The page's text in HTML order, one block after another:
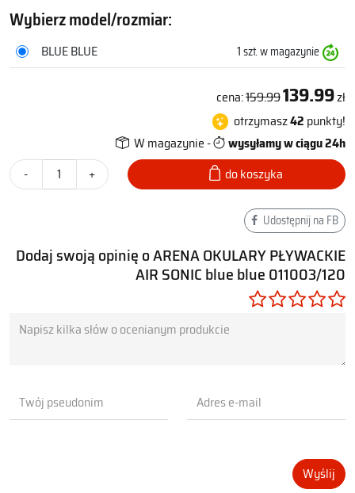
Wybierz model/rozmiar:
BLUE BLUE 1szt. w magazynie
cena:159.99139.99zł
otrzymasz42 punkty!
W magazynie -
wysyłamy w ciągu 24h
-
+ do koszyka
Udostępnij na FB
Dodaj swoją opinię o ARENA OKULARY PŁYWACKIE
AIR SONIC blue blue 011003/120
Wyślij